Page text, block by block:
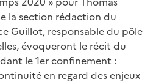
la section rédaction du
Guillot, responsable du pôle
évoqueront le récit du
le 1er confinement :
en regard des enjeux